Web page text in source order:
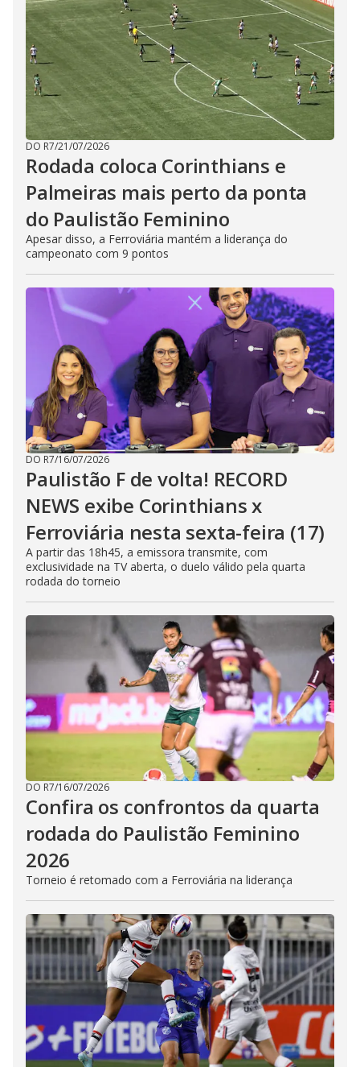
DO R7/21/07/2026
Rodada coloca Corinthians e
Palmeiras mais perto da ponta
do Paulistão Feminino
Apesar disso, a Ferroviária mantém a liderança do
campeonato com 9 pontos
DO R7/16/07/2026
Paulistão F de volta! RECORD
NEWS exibe Corinthians x
Ferroviária nesta sexta-feira (17)
A partir das 18h45, a emissora transmite, com
exclusividade na TV aberta, o duelo válido pela quarta
rodada do torneio
DO R7/16/07/2026
Confira os confrontos da quarta
rodada do Paulistão Feminino
2026
Torneio é retomado com a Ferroviária na liderança